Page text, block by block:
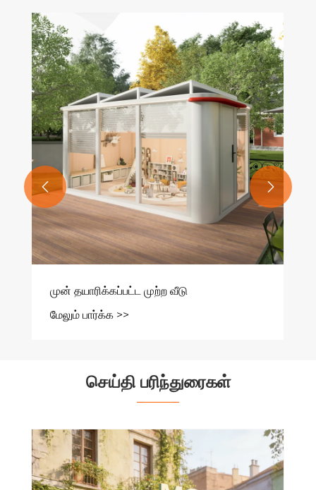
சமையலறையுடன் வணிக உணவு டிரெய்லர்
மேலும் பார்க்க >>
 
செய்தி பரிந்துரைகள்
ஒரு மொபைல் உணவு டிரக்கை நவீன தெரு
உணவு தொழில்முனைவோர்களுக்கான சிறந்த